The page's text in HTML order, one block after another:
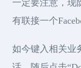
一定要注意，现
有联接一个
如今键入相关业